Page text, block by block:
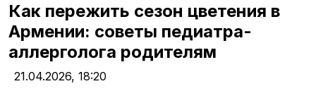
Как пережить сезон цветения в
Армении: советы педиатра-
аллерголога родителям
21.04.2026, 18:20